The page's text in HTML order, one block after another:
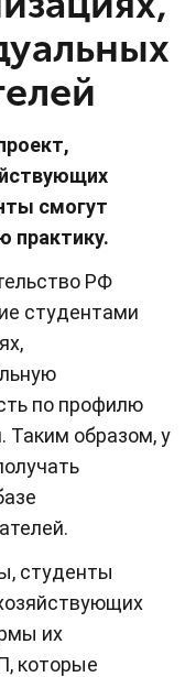
смогут
практику.
РФ
студентами
по профилю
Таким образом, у
студенты
их
которые